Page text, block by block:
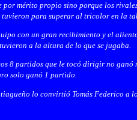
por mérito propio sino porque los
tuvieron para superar al tricolor en la
con un gran recibimiento y el
a la altura de lo que se jugaba.
8 partidos que le tocó dirigir no ganó
solo ganó 1 partido.
lo convirtió Tomás Federico a